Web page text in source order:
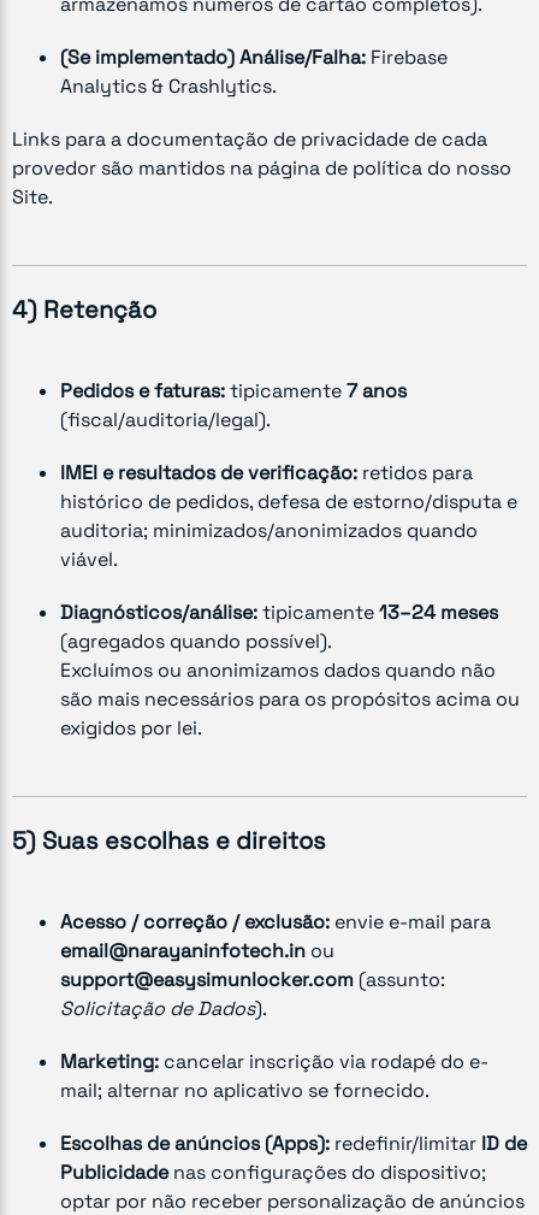
(Se implementado)Análise/Falha: Firebase
Analytics & Crashlytics.
Links para a documentação de privacidade de cada
provedor são mantidos na página de política do nosso
Site.
4) Retenção
Pedidos e faturas:tipicamente7 anos
(fiscal/auditoria/legal).
IMEI e resultados de verificação: retidos para
histórico de pedidos, defesa de estorno/disputa e
auditoria; minimizados/anonimizados quando
viável.
Diagnósticos/análise:tipicamente13–24 meses
(agregados quando possível).
Excluímos ou anonimizamos dados quando não
são mais necessários para os propósitos acima ou
exigidos por lei.
5) Suas escolhas e direitos
Acesso / correção / exclusão: envie e-mail para
email@narayaninfotech.in ou
support@easysimunlocker.com (assunto:
Solicitação de Dados).
Marketing: cancelar inscrição via rodapé do e-
mail; alternar no aplicativo se fornecido.
Escolhas de anúncios (Apps): redefinir/limitar ID de
Publicidadenas configurações do dispositivo;
optar por não receber personalização de anúncios